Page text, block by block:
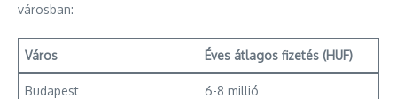
városban:
Város Éves átlagos fizetés (HUF)
Budapest 6-8 millió